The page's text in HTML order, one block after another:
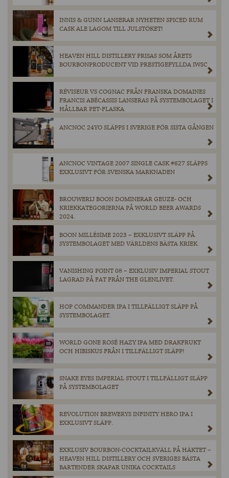
INNIS & GUNN LANSERAR NYHETEN SPICED RUM
CASK ALE LAGOM TILL JULSTÖKET!
HEAVEN HILL DISTILLERY PRISAS SOM ÅRETS
BOURBONPRODUCENT VID PRESTIGEFYLLDA IWSC
RÉVISEUR VS COGNAC FRÅN FRANSKA DOMAINES
FRANCIS ABÉCASSIS LANSERAS PÅ SYSTEMBOLAGET I
HÅLLBAR PET-FLASKA.
ANCNOC 24YO SLÄPPS I SVERIGE FÖR SISTA GÅNGEN
ANCNOC VINTAGE 2007 SINGLE CASK #627 SLÄPPS
EXKLUSIVT FÖR SVENSKA MARKNADEN
BROUWERIJ BOON DOMINERAR GEUZE- OCH
KRIEKKATEGORIERNA PÅ WORLD BEER AWARDS
2024.
BOON MILLÉSIME 2023 – EXKLUSIVT SLÄPP PÅ
SYSTEMBOLAGET MED VÄRLDENS BÄSTA KRIEK.
VANISHING POINT 08 – EXKLUSIV IMPERIAL STOUT
LAGRAD PÅ FAT FRÅN THE GLENLIVET.
HOP COMMANDER IPA I TILLFÄLLIGT SLÄPP PÅ
SYSTEMBOLAGET.
WORLD GONE ROSÉ HAZY IPA MED DRAKFRUKT
OCH HIBISKUS FRÅN I TILLFÄLLIGT SLÄPP!
SNAKE EYES IMPERIAL STOUT I TILLFÄLLIGT SLÄPP
PÅ SYSTEMBOLAGET
REVOLUTION BREWERYS INFINITY HERO IPA I
EXKLUSIVT SLÄPP.
EXKLUSIV BOURBON-COCKTAILKVÄLL PÅ HÄKTET –
HEAVEN HILL DISTILLERY OCH SVERIGES BÄSTA
BARTENDER SKAPAR UNIKA COCKTAILS